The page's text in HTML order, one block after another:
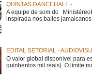
QUINTAS DANCEHALL -
A equipe de som do
inspirada nos bailes
EDITAL SETORIAL -
O valor global disponível para
quinhentos mil reais). O limite